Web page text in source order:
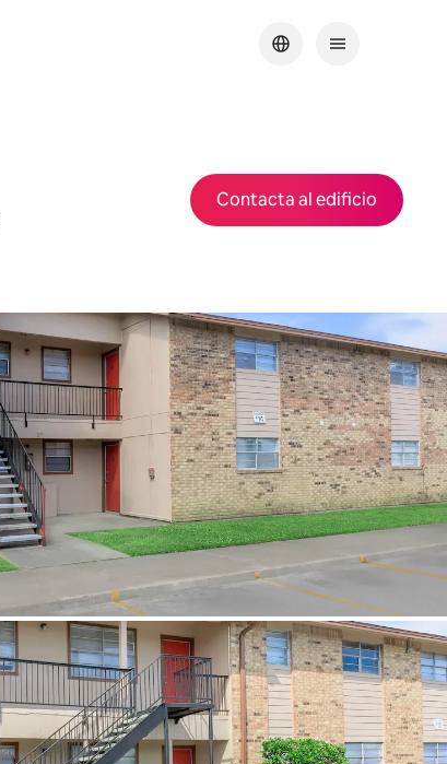
Contacta al edificio